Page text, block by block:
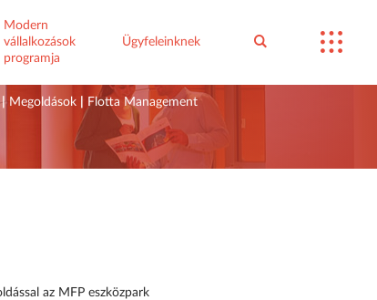
Modern
vállalkozások
programja
Ügyfeleinknek
| Megoldások Flotta Management
az MFP eszközpark